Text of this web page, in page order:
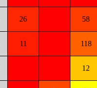
26 58
11 118
12